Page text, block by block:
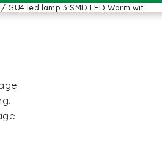
/ GU4 led lamp 3 SMD LED Warm wit